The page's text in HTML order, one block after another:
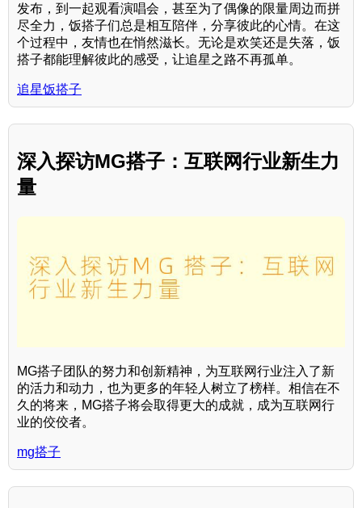
发布，到一起观看演唱会，甚至为了偶像的限量周边而拼
尽全力，饭搭子们总是相互陪伴，分享彼此的心情。在这
个过程中，友情也在悄然滋长。无论是欢笑还是失落，饭
搭子都能理解彼此的感受，让追星之路不再孤单。
追星饭搭子
深入探访MG搭子：互联网行业新生力
量
MG搭子团队的努力和创新精神，为互联网行业注入了新
的活力和动力，也为更多的年轻人树立了榜样。相信在不
久的将来，MG搭子将会取得更大的成就，成为互联网行
业的佼佼者。
mg搭子